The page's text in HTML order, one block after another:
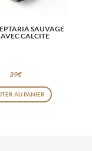
sur
produit
SAUVAGE
CALCITE
39€
AU PANIER